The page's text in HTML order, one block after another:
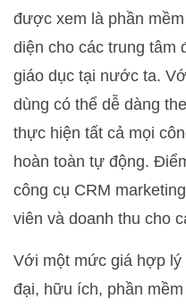
được xem là phần
diện cho các trung tâm
giáo dục tại nước ta.
dùng có thể dễ dàng
thực hiện tất cả mọi
hoàn toàn tự động.
công cụ CRM
viên và doanh thu cho
Với một mức giá hợp lý
đại, hữu ích, phần